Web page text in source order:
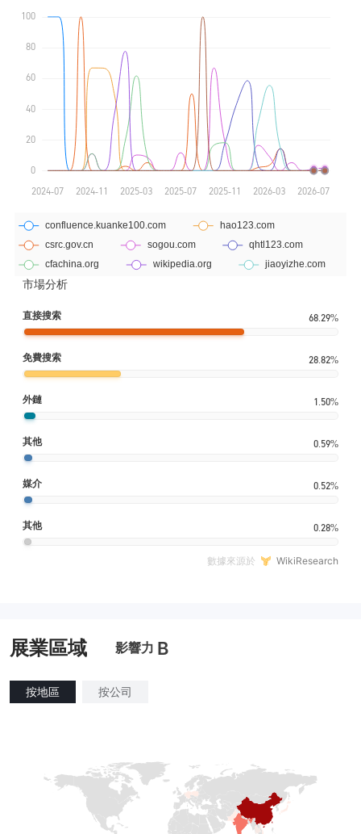
市場分析
直接搜索 68.29%
免費搜索 28.82%
外鏈 1.50%
其他 0.59%
媒介 0.52%
其他 0.28%
數據來源於 WikiResearch
展業區域 影響力 B
按地區 按公司